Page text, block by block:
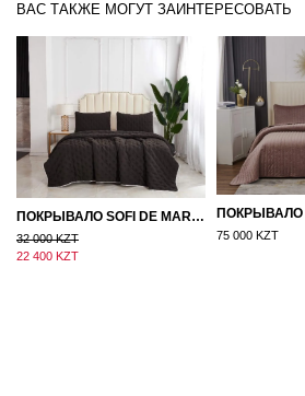
ВАС ТАКЖЕ МОГУТ ЗАИНТЕРЕСОВАТЬ
ПОКРЫВАЛО SOFI DE MARKO 160×220 БРОУДИ ЧЕРНО-БЕЖЕВОЕ
32 000 KZT
22 400 KZT
75 000 KZT